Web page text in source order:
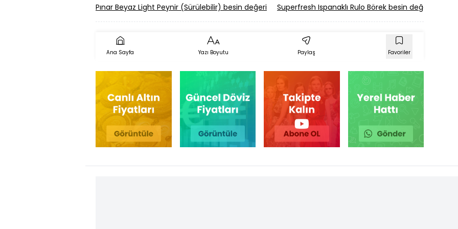
Pınar Beyaz Light Peynir (Sürülebilir) besin değeri Superfresh Ispanaklı Rulo Börek besin değeri
Ana Sayfa Yazı Boyutu Paylaş Favoriler